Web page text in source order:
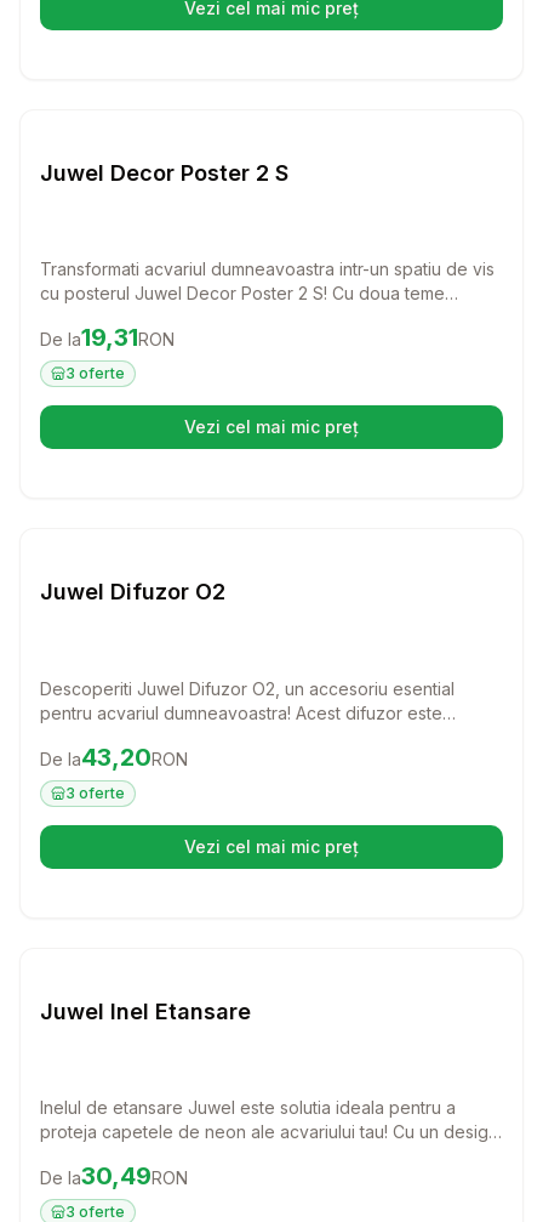
Vezi cel mai mic preț(se deschide într-o filă nouă)
Juwel Decor Poster 2 S
Transformati acvariul dumneavoastra intr-un spatiu de vis
cu posterul Juwel Decor Poster 2 S! Cu doua teme
economica si eleganta pentru a adauga un plus de
frumusete mediului acvatic.
Preț:19.31 RON
De la19,31RON
3 oferte
Vezi cel mai mic preț(se deschide într-o filă nouă)
Juwel Difuzor O2
Descoperiti Juwel Difuzor O2, un accesoriu esential
pentru acvariul dumneavoastra! Acest difuzor este
Juwel Bioflow, asigurand un nivel optim de oxigen pentru
pestii si plantele dumneavoastra.
Preț:43.20 RON
De la43,20RON
3 oferte
Vezi cel mai mic preț(se deschide într-o filă nouă)
Juwel Inel Etansare
Inelul de etansare Juwel este solutia ideala pentru a
proteja capetele de neon ale acvariului tau! Cu un design
etansare perfecta, prevenind scurgerile si mentinand apa
curata si sanatoasa pentru pestii tai.
Preț:30.49 RON
De la30,49RON
3 oferte